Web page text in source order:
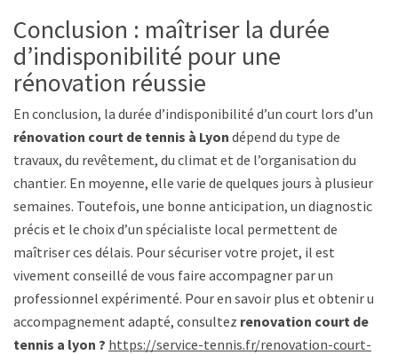
Conclusion : maîtriser la durée
d’indisponibilité pour une
rénovation réussie
En conclusion, la durée d’indisponibilité d’un court lors d’une
rénovation court de tennis à Lyon dépend du type de
travaux, du revêtement, du climat et de l’organisation du
chantier. En moyenne, elle varie de quelques jours à plusieurs
semaines. Toutefois, une bonne anticipation, un diagnostic
précis et le choix d’un spécialiste local permettent de
maîtriser ces délais. Pour sécuriser votre projet, il est
vivement conseillé de vous faire accompagner par un
professionnel expérimenté. Pour en savoir plus et obtenir un
accompagnement adapté, consultez renovation court de
tennis a lyon ? https://service-tennis.fr/renovation-court-